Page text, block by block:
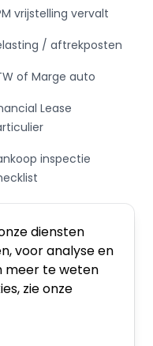
diensten
voor analyse en
meer te weten
zie onze
vrijstelling vervalt
/ aftrekposten
of Marge auto
Lease
inspectie
Leasen,
of Kopen?